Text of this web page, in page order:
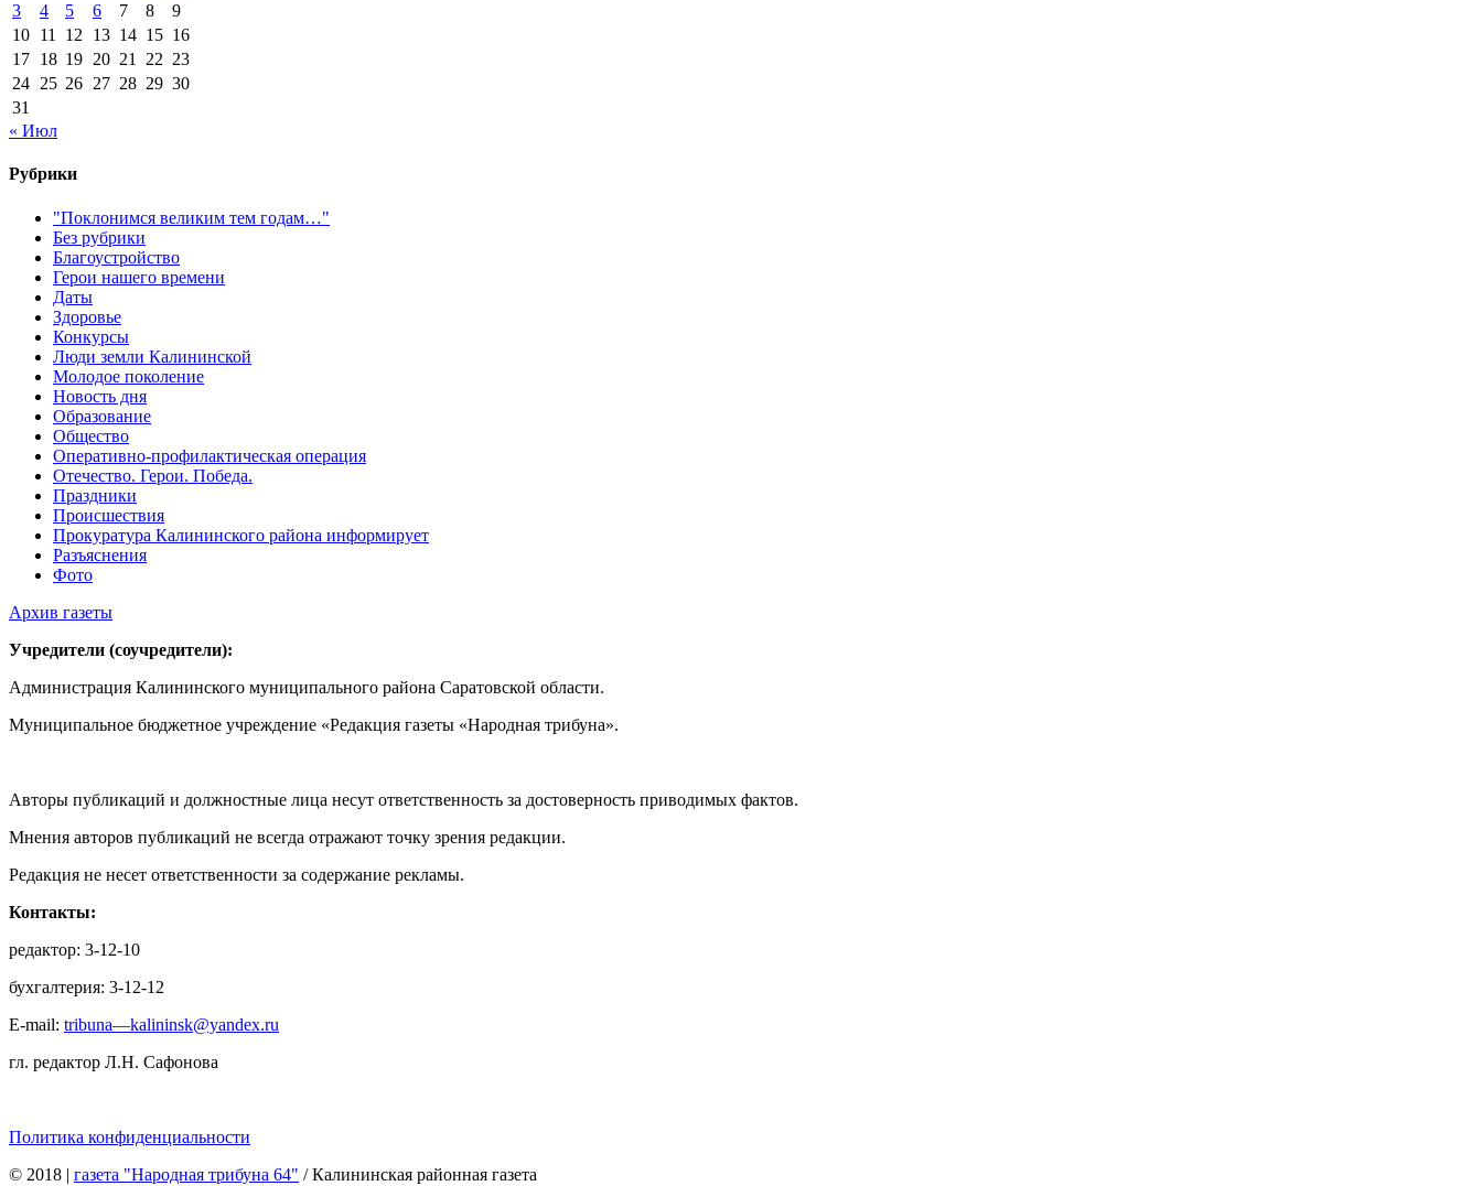
3
4 5 6 7 8
9
10 11 12 13 14 15 16
17 18 19 20 21 22 23
24 25 26 27 28 29 30
31
« Июл
Рубрики
"Поклонимся великим тем годам…"
Без рубрики
Благоустройство
Герои нашего времени
Даты
Здоровье
Конкурсы
Люди земли Калининской
Молодое поколение
Новость дня
Образование
Общество
Оперативно-профилактическая операция
Отечество. Герои. Победа.
Праздники
Происшествия
Прокуратура Калининского района информирует
Разъяснения
Фото
Архив газеты
Учредители (соучредители):
Администрация Калининского муниципального района Саратовской области.
Муниципальное бюджетное учреждение «Редакция газеты «Народная трибуна».
Авторы публикаций и должностные лица несут ответственность за достоверность приводимых фактов.
Мнения авторов публикаций не всегда отражают точку зрения редакции.
Редакция не несет ответственности за содержание рекламы.
Контакты:
редактор: 3-12-10
бухгалтерия: 3-12-12
E-mail: tribuna—kalininsk@yandex.ru
гл. редактор Л.Н. Сафонова
Политика конфиденциальности
© 2018 | газета "Народная трибуна 64" / Калининская районная газета